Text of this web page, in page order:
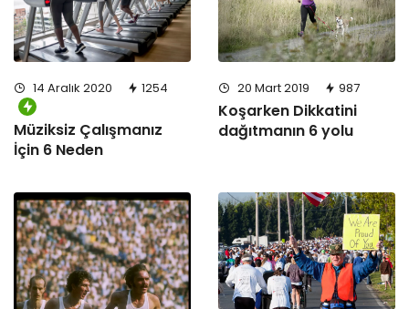
14 Aralık 2020 1254
Müziksiz Çalışmanız
İçin 6 Neden
20 Mart 2019 987
Koşarken Dikkatini
dağıtmanın 6 yolu